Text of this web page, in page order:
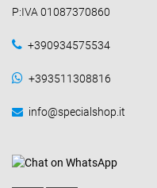
P:IVA 01087370860
+390934575534
+393511308816
info@specialshop.it